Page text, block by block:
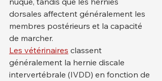
dorsales affectent généralement les
membres postérieurs et la capacité
de marcher.
Les vétérinaires classent
généralement la hernie discale
intervertébrale (IVDD) en fonction de